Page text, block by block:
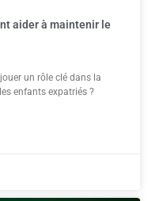
aider à maintenir le
un rôle clé dans la
enfants expatriés ?